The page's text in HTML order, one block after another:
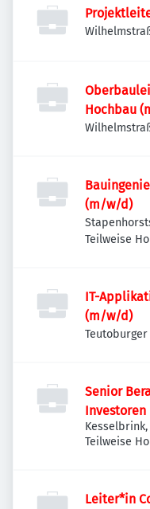
Hochbau
(m/w/d)
Deutschland
Teilweise
IT-
(m/w/d)
Senior
Investoren
Teilweise
Leiter*in